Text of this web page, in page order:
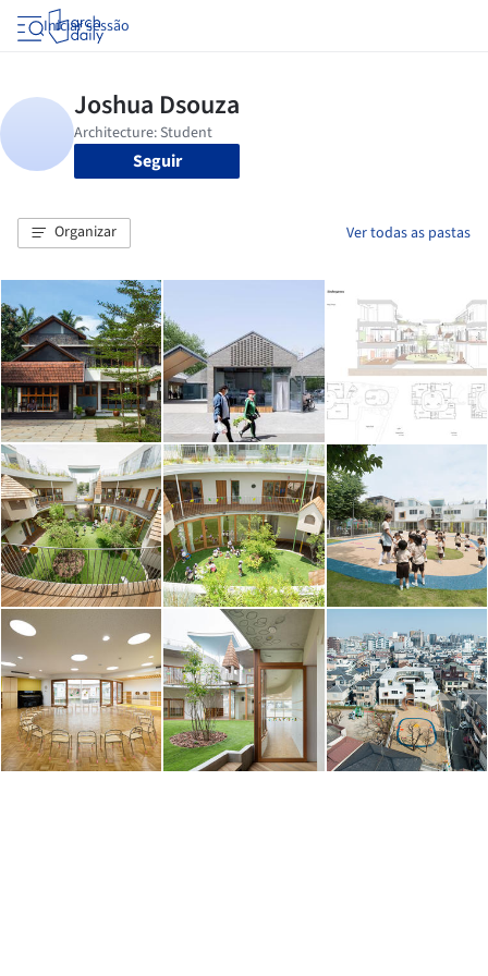
Iniciar sessão
Seguir
Organizar Ver todas as pastas